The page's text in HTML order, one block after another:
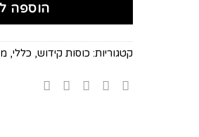
הוספה
קטגוריות: כוסות קידוש, כללי,